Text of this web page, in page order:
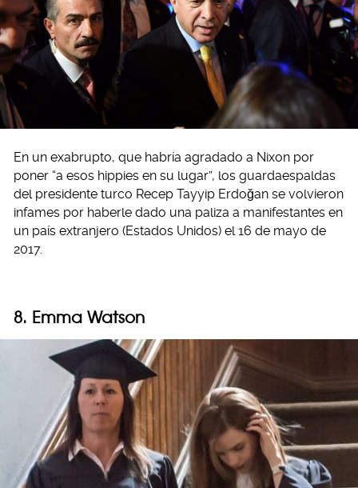
En un exabrupto, que habría agradado a Nixon por
poner “a esos hippies en su lugar”, los guardaespaldas
del presidente turco Recep Tayyip Erdoğan se volvieron
infames por haberle dado una paliza a manifestantes en
un país extranjero (Estados Unidos) el 16 de mayo de
2017.
8. Emma Watson